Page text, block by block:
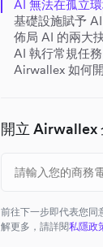
AI 無法在孤立
基礎設施賦予
佈局 AI 的兩大
AI 執行常規任
Airwallex 如何
開立 Airwallex
前往下一步即代表您同
解更多，請詳閱私隱政